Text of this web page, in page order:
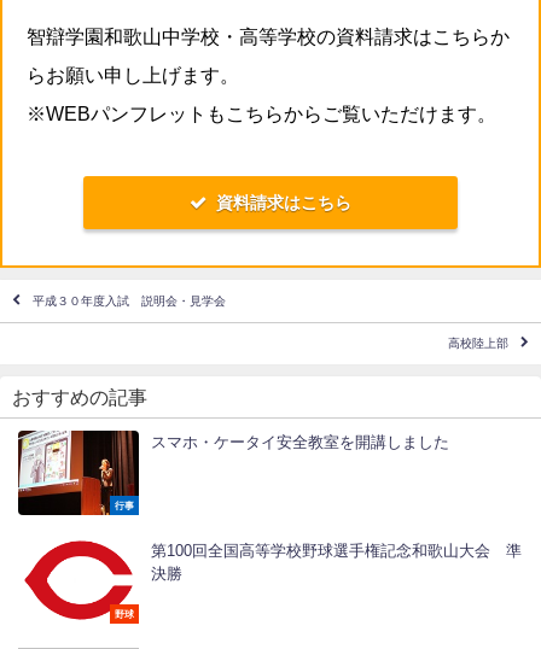
智辯学園和歌山中学校・高等学校の資料請求はこちらか
らお願い申し上げます。
※WEBパンフレットもこちらからご覧いただけます。
資料請求はこちら
平成３０年度入試 説明会・見学会
高校陸上部
おすすめの記事
行事
スマホ・ケータイ安全教室を開講しました
野球
第100回全国高等学校野球選手権記念和歌山大会 準
決勝